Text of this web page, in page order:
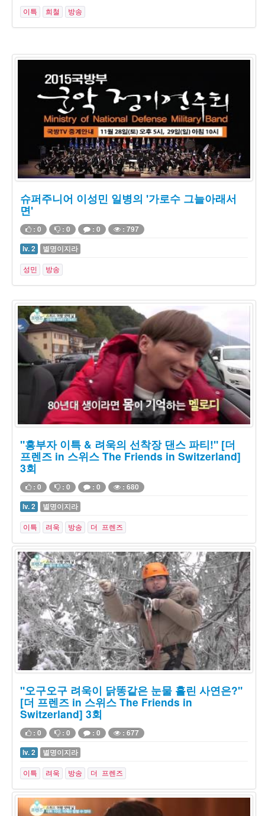
이특 희철 방송
슈퍼주니어 이성민 일병의 '가로수 그늘아래서
면'
: 0 : 0 : 0
: 797
lv. 2
별명이지라
성민 방송
"흥부자 이특 & 려욱의 선착장 댄스 파티!" [더
프렌즈 in 스위스 The Friends in Switzerland]
3회
: 0 : 0 : 0
: 680
lv. 2
별명이지라
이특 려욱 방송 더 프렌즈
"오구오구 려욱이 닭똥같은 눈물 흘린 사연은?"
[더 프렌즈 in 스위스 The Friends in
Switzerland] 3회
: 0 : 0 : 0
: 677
lv. 2
별명이지라
이특 려욱 방송 더 프렌즈